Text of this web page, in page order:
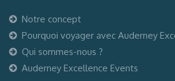
Notre concept
Pourquoi voyager avec Auderney
Qui sommes-nous ?
Auderney Excellence Events